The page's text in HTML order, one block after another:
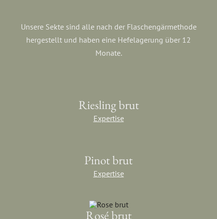
Unsere Sekte sind alle nach der Flaschengärmethode
hergestellt und haben eine Hefelagerung über 12
Monate.
Riesling brut
Expertise
Pinot brut
Expertise
Rosé brut